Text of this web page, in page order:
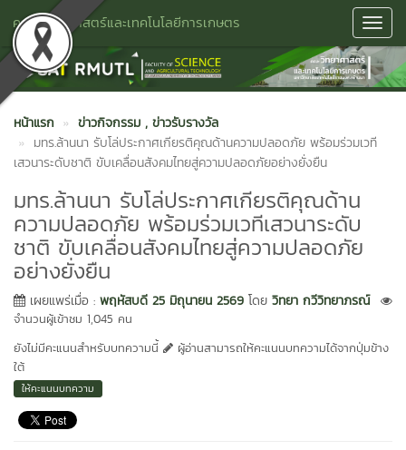
คณะวิทยาศาสตร์และเทคโนโลยีการเกษตร
หน้าแรก ข่าวกิจกรรม , ข่าวรับรางวัล
มทร.ล้านนา รับโล่ประกาศเกียรติคุณด้านความปลอดภัย พร้อมร่วมเวที
เสวนาระดับชาติ ขับเคลื่อนสังคมไทยสู่ความปลอดภัยอย่างยั่งยืน
มทร.ล้านนา รับโล่ประกาศเกียรติคุณด้าน
ความปลอดภัย พร้อมร่วมเวทีเสวนาระดับ
ชาติ ขับเคลื่อนสังคมไทยสู่ความปลอดภัย
อย่างยั่งยืน
เผยแพร่เมื่อ : พฤหัสบดี 25 มิถุนายน 2569 โดย วิทยา กวีวิทยาภรณ์
จำนวนผู้เข้าชม 1,045 คน
ยังไม่มีคะแนนสำหรับบทความนี้
ผู้อ่านสามารถให้คะแนนบทความได้จากปุ่มข้าง
ใต้
ให้คะแนนบทความ